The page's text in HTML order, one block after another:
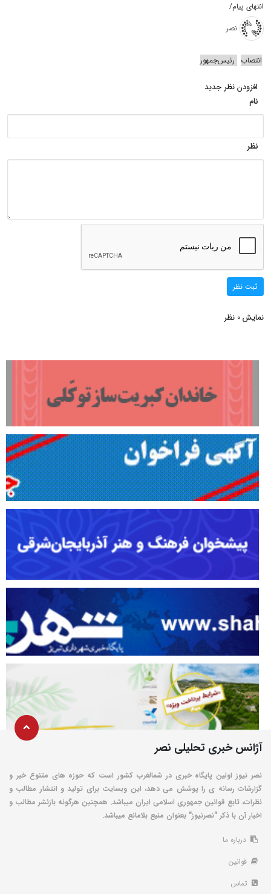
انتهای پیام/
نصر
انتصاب رئیس‌جمهور
افزودن نظر جدید
نام
نظر
ثبت نظر
نمایش 0 نظر
آژانس خبری تحلیلی نصر
نصر نیوز اولین پایگاه خبری در شمالغرب کشور است که حوزه های متنوع خبر و
گزارشات رسانه ی را پوشش می دهد، این وبسایت برای تولید و انتشار مطالب و
نظرات، تابع قوانین جمهوری اسلامی ایران میباشد. همچنین هرگونه بازنشر مطالب و
اخبار آن با ذکر "نصرنیوز" بعنوان منبع بلامانع میباشد.
درباره ما
قوانین
تماس